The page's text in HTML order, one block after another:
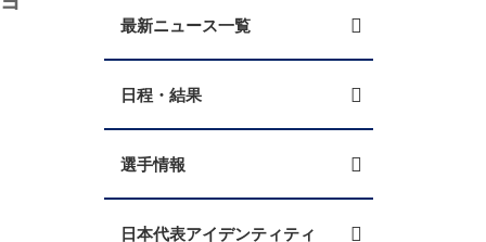
最新ニュース一覧
日程・結果
選手情報
日本代表アイデンティティ